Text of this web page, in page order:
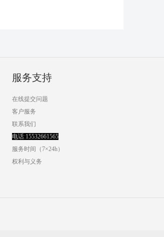
服务支持
在线提交问题
客户服务
联系我们
电话:15532661565
服务时间（7×24h）
权利与义务